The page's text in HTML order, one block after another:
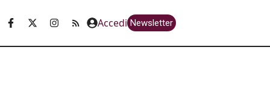
Accedi Newsletter